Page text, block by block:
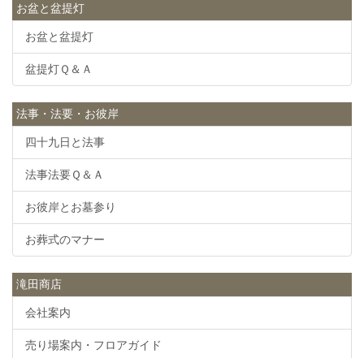
お盆と盆提灯
お盆と盆提灯
盆提灯Ｑ＆Ａ
法事・法要・お彼岸
四十九日と法事
法事法要Ｑ＆Ａ
お彼岸とお墓参り
お葬式のマナー
滝田商店
会社案内
売り場案内・フロアガイド